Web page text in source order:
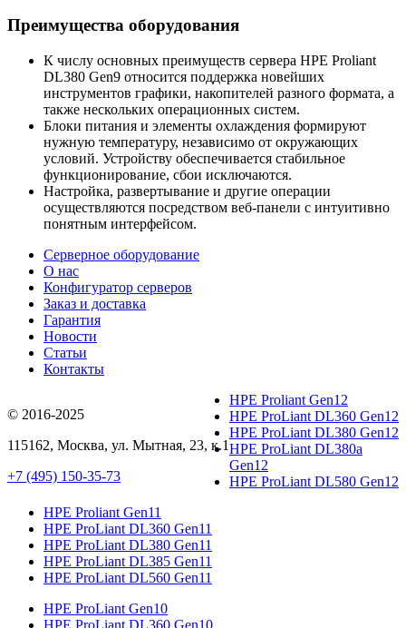
Преимущества оборудования
К числу основных преимуществ сервера HPE Proliant
DL380 Gen9 относится поддержка новейших
инструментов графики, накопителей разного формата, а
также нескольких операционных систем.
Блоки питания и элементы охлаждения формируют
нужную температуру, независимо от окружающих
условий. Устройству обеспечивается стабильное
функционирование, сбои исключаются.
Настройка, развертывание и другие операции
осуществляются посредством веб-панели с интуитивно
понятным интерфейсом.
Серверное оборудование
О нас
Конфигуратор серверов
Заказ и доставка
Гарантия
Новости
Статьи
Контакты
© 2016-2025
115162, Москва, ул. Мытная, 23, к.1
+7 (495) 150-35-73
HPE Proliant Gen12
HPE ProLiant DL360 Gen12
HPE ProLiant DL380 Gen12
HPE ProLiant DL380a
Gen12
HPE ProLiant DL580 Gen12
HPE Proliant Gen11
HPE ProLiant DL360 Gen11
HPE ProLiant DL380 Gen11
HPE ProLiant DL385 Gen11
HPE ProLiant DL560 Gen11
HPE ProLiant Gen10